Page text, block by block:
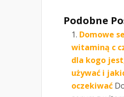
Podobne
Domowe
witaminą c
dla kogo
używać i
oczekiwać